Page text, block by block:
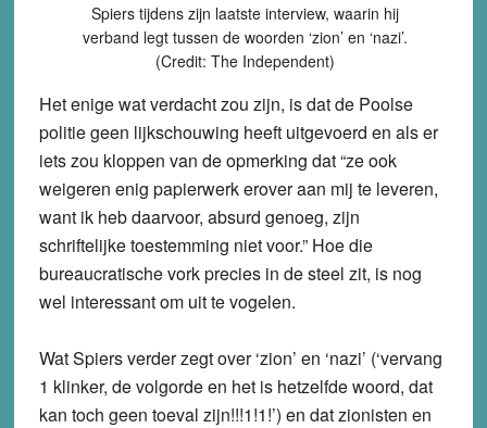
Spiers tijdens zijn laatste interview, waarin hij
verband legt tussen de woorden ‘zion’ en ‘nazi’.
(Credit: The Independent)
Het enige wat verdacht zou zijn, is dat de Poolse
politie geen lijkschouwing heeft uitgevoerd en als er
iets zou kloppen van de opmerking dat “ze ook
weigeren enig papierwerk erover aan mij te leveren,
want ik heb daarvoor, absurd genoeg, zijn
schriftelijke toestemming niet voor.” Hoe die
bureaucratische vork precies in de steel zit, is nog
wel interessant om uit te vogelen.
Wat Spiers verder zegt over ‘zion’ en ‘nazi’ (‘vervang
1 klinker, de volgorde en het is hetzelfde woord, dat
kan toch geen toeval zijn!!!1!1!’) en dat zionisten en